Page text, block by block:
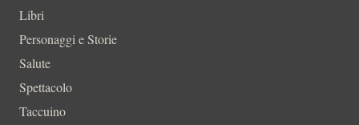
Libri
Personaggi e Storie
Salute
Spettacolo
Taccuino